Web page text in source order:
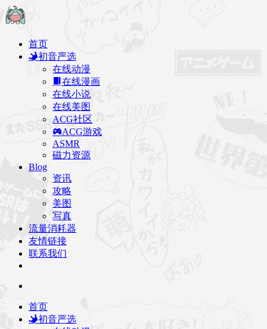
首页
初音严选
在线动漫
在线漫画
在线小说
在线美图
ACG社区
ACG游戏
ASMR
磁力资源
Blog
资讯
攻略
美图
写真
流量消耗器
友情链接
联系我们
首页
初音严选